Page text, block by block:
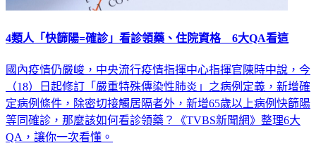
4類人「快篩陽=確診」看診領藥、住院資格 6大QA看這
國內疫情仍嚴峻，中央流行疫情指揮中心指揮官陳時中說，今
（18）日起修訂「嚴重特殊傳染性肺炎」之病例定義，新增確
定病例條件，除密切接觸居隔者外，新增65歲以上病例快篩陽
等同確診，那麼該如何看診領藥？《TVBS新聞網》整理6大
QA，讓你一次看懂。